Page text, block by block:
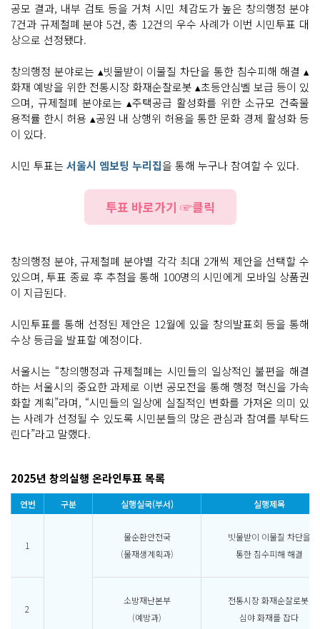
공모 결과, 내부 검토 등을 거쳐 시민 체감도가 높은 창의행정 분야
7건과 규제철폐 분야 5건, 총 12건의 우수 사례가 이번 시민투표 대
상으로 선정됐다.
창의행정 분야로는 ▴빗물받이 이물질 차단을 통한 침수피해 해결 ▴
화재 예방을 위한 전통시장 화재순찰로봇 ▴초등안심벨 보급 등이 있
으며, 규제철폐 분야로는 ▴주택공급 활성화를 위한 소규모 건축물
용적률 한시 허용 ▴공원 내 상행위 허용을 통한 문화 경제 활성화 등
이 있다.
시민 투표는 서울시 엠보팅 누리집을 통해 누구나 참여할 수 있다.
투표 바로가기 ☞클릭
창의행정 분야, 규제철폐 분야별 각각 최대 2개씩 제안을 선택할 수
있으며, 투표 종료 후 추첨을 통해 100명의 시민에게 모바일 상품권
이 지급된다.
시민투표를 통해 선정된 제안은 12월에 있을 창의발표회 등을 통해
수상 등급을 발표할 예정이다.
서울시는 “창의행정과 규제철폐는 시민들의 일상적인 불편을 해결
하는 서울시의 중요한 과제로 이번 공모전을 통해 행정 혁신을 가속
화할 계획”라며, “시민들의 일상에 실질적인 변화를 가져온 의미 있
는 사례가 선정될 수 있도록 시민분들의 많은 관심과 참여를 부탁드
린다”라고 말했다.
2025년 창의실행 온라인투표 목록
연번 구분 실행실국(부서) 실행제목
1
물순환안전국
(물재생계획과)
빗물받이 이물질 차단을
통한 침수피해 해결
2
소방재난본부
(예방과)
전통시장 화재순찰로봇,
심야 화재를 잡다